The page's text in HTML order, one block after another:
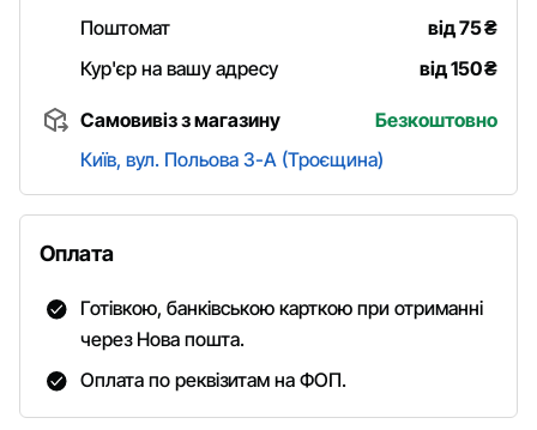
Поштомат
від 75₴
Кур'єр на вашу адресу
від 150₴
Самовивіз з магазину
Безкоштовно
Київ, вул. Польова 3-А (Троєщина)
Оплата
Готівкою, банківською карткою при отриманні
через Нова пошта.
Оплата по реквізитам на ФОП.